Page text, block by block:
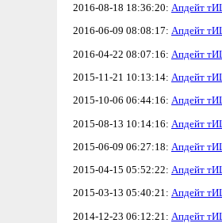
2016-08-18 18:36:20: Апдейт
2016-06-09 08:08:17: Апдейт
2016-04-22 08:07:16: Апдейт
2015-11-21 10:13:14: Апдейт
2015-10-06 06:44:16: Апдейт
2015-08-13 10:14:16: Апдейт
2015-06-09 06:27:18: Апдейт
2015-04-15 05:52:22: Апдейт
2015-03-13 05:40:21: Апдейт
2014-12-23 06:12:21: Апдейт